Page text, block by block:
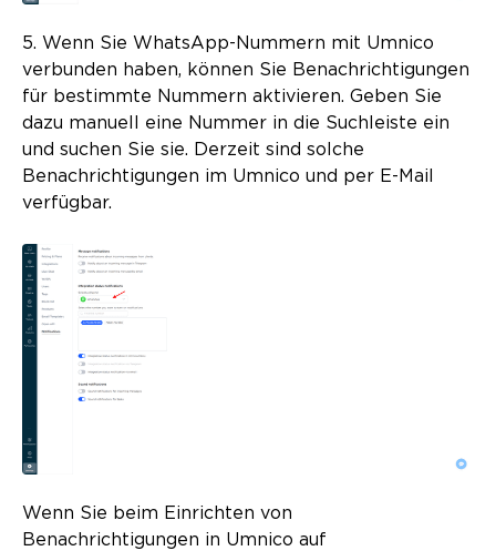
5. Wenn Sie WhatsApp-Nummern mit Umnico
verbunden haben, können Sie Benachrichtigungen
für bestimmte Nummern aktivieren. Geben Sie
dazu manuell eine Nummer in die Suchleiste ein
und suchen Sie sie. Derzeit sind solche
Benachrichtigungen im Umnico und per E-Mail
verfügbar.
Wenn Sie beim Einrichten von
Benachrichtigungen in Umnico auf